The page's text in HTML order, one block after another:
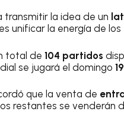
la idea de un
es unificar la energía de
total de 104 partidos
se jugará el domingo
que la venta de
restantes se venderán